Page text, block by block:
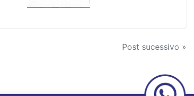
Post sucessivo »